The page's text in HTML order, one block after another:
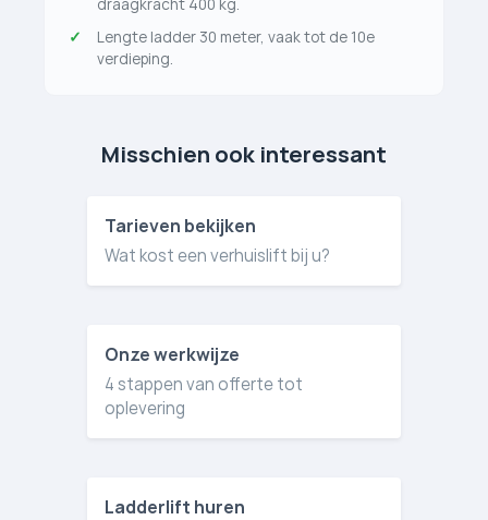
draagkracht 400 kg.
Lengte ladder 30 meter, vaak tot de 10e
verdieping.
Misschien ook interessant
Tarieven bekijken
Wat kost een verhuislift bij u?
Onze werkwijze
4 stappen van offerte tot
oplevering
Ladderlift huren